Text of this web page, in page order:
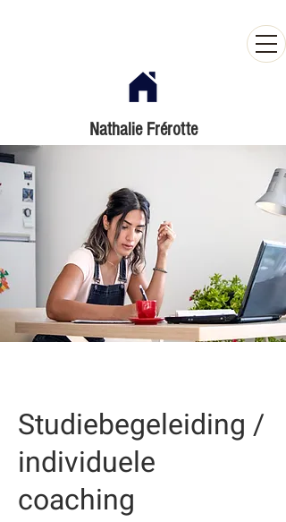
Nathalie Frérotte
Studiebegeleiding /
individuele
coaching